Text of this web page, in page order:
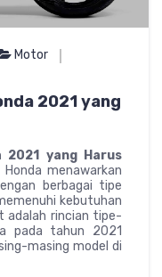
Motor
2021 yang
2021 yang Harus
menawarkan
berbagai tipe
kebutuhan
adalah rincian tipe-
pada tahun 2021
masing model di